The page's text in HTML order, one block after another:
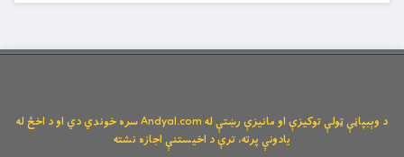
د وېبپاڼې ټولې توکیزې او مانیزې رښتې له Andyal.com سره خوندي دي او د اخځ له
یادونې پرته، ترې د اخیستنې اجازه نشته